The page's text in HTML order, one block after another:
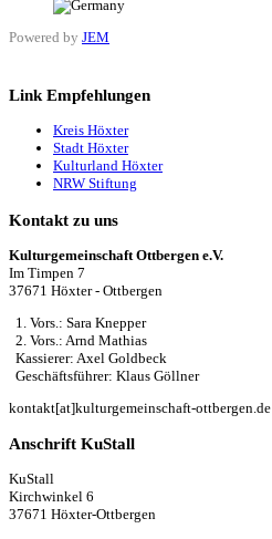
Powered by JEM
Link Empfehlungen
Kreis Höxter
Stadt Höxter
Kulturland Höxter
NRW Stiftung
Kontakt zu uns
Kulturgemeinschaft Ottbergen e.V.
Im Timpen 7
37671 Höxter - Ottbergen
1. Vors.: Sara Knepper
2. Vors.: Arnd Mathias
Kassierer: Axel Goldbeck
Geschäftsführer: Klaus Göllner
kontakt[at]kulturgemeinschaft-ottbergen.de
Anschrift KuStall
KuStall
Kirchwinkel 6
37671 Höxter-Ottbergen